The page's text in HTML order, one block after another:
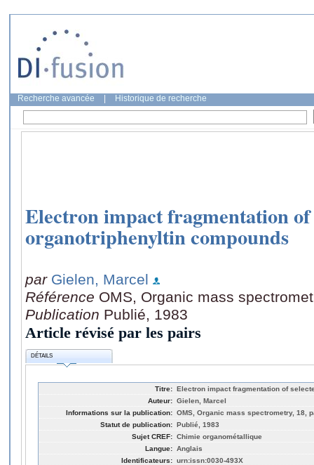
Recherche avancée Historique de recherche
Electron impact fragmentation of
organotriphenyltin compounds
par Gielen, Marcel
Référence OMS, Organic mass
Publication Publié, 1983
Article révisé par les pairs
DÉTAILS
Titre: Electron impact fragmentation of
Auteur: Gielen, Marcel
Informations sur la publication: OMS, Organic mass spectrometry, 18,
Statut de publication: Publié, 1983
Sujet CREF: Chimie organométallique
Langue: Anglais
Identificateurs: urn:issn:0030-493X